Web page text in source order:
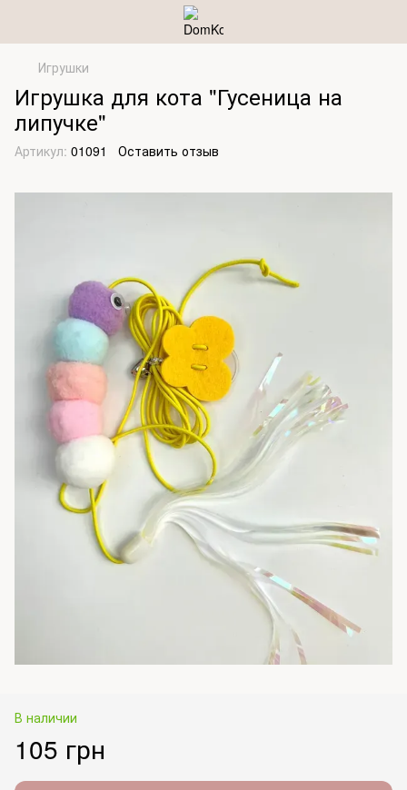
Игрушки
Игрушка для кота "Гусеница на
липучке"
Артикул: 01091 Оставить отзыв
В наличии
105 грн